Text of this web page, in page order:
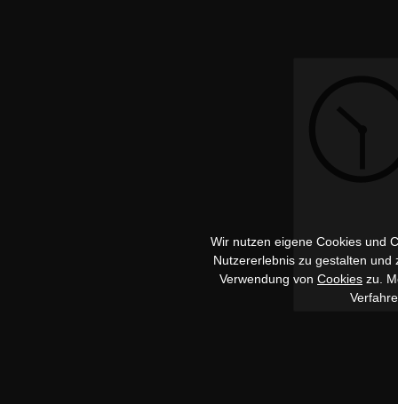
Wir nutzen eigene Cookies und
Nutzererlebnis zu gestalten
Verwendung von Cookies zu.